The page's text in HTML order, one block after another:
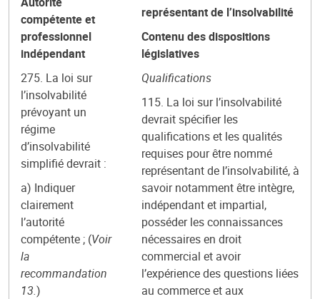
compétente et
professionnel
indépendant
275. La loi sur
l’insolvabilité
prévoyant un
régime
d’insolvabilité
simplifié devrait :
a) Indiquer
clairement
l’autorité
compétente ; (Voir
la
recommandation
13.)
représentant de l’insolvabilité
Contenu des dispositions
législatives
Qualifications
115. La loi sur l’insolvabilité
devrait spécifier les
qualifications et les qualités
requises pour être nommé
représentant de l’insolvabilité, à
savoir notamment être intègre,
indépendant et impartial,
posséder les connaissances
nécessaires en droit
commercial et avoir
l’expérience des questions liées
au commerce et aux